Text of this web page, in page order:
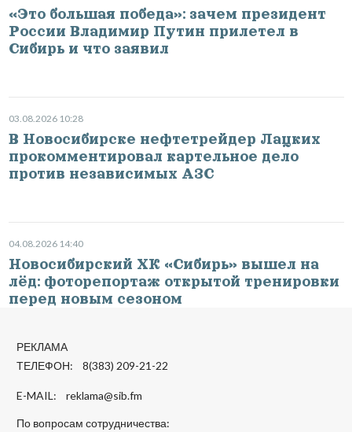
«Это большая победа»: зачем президент
России Владимир Путин прилетел в
Сибирь и что заявил
03.08.2026 10:28
В Новосибирске нефтетрейдер Лацких
прокомментировал картельное дело
против независимых АЗС
04.08.2026 14:40
Новосибирский ХК «Сибирь» вышел на
лёд: фоторепортаж открытой тренировки
перед новым сезоном
РЕКЛАМА
ТЕЛЕФОН: 8(383) 209-21-22
E-MAIL: reklama@sib.fm
По вопросам сотрудничества: